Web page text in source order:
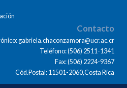
Contacto
gabriela.chaconzamora@ucr.ac.cr
Teléfono: (506) 2511-1341
Fax: (506) 2224-9367
Cód.Postal: 11501-2060,Costa Rica